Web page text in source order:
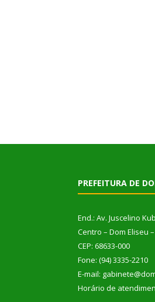
PREFEITURA DE
End.: Av. Juscelino
Centro – Dom Eliseu
CEP: 68633-000
Fone: (94) 3335-2210
E-mail:
Horário de